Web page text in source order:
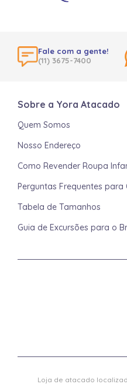
Fale com a gente!
(11) 3675-7400
Sobre a Yora Atacado
Quem Somos
Nosso Endereço
Como Revender Roupa
Perguntas Frequentes
Tabela de Tamanhos
Guia de Excursões para o
Loja de atacado